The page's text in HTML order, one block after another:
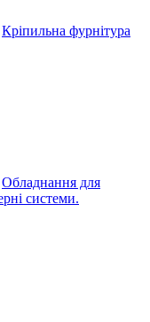
Кріпильна фурнітура
Обладнання для
системи.